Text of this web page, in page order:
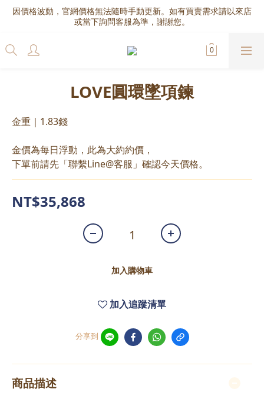
因價格波動，官網價格無法隨時手動更新。如有買賣需求請以來店
或當下詢問客服為準，謝謝您。
LOVE圓環墜項鍊
金重｜1.83錢
金價為每日浮動，此為大約約價，
下單前請先「聯繫Line@客服」確認今天價格。
NT$35,868
加入購物車
加入追蹤清單
分享到
商品描述